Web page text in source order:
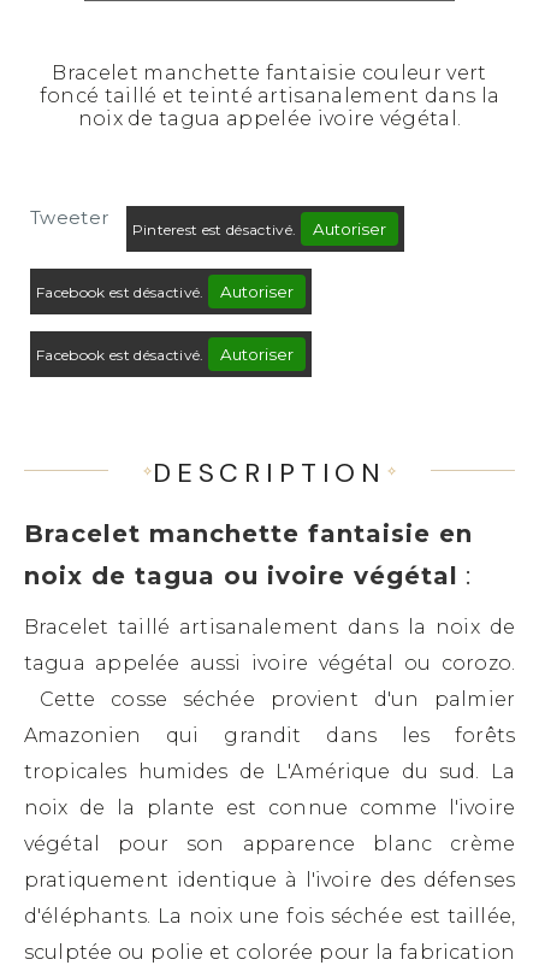
Bracelet manchette fantaisie couleur vert
foncé taillé et teinté artisanalement dans la
noix de tagua appelée ivoire végétal.
Tweeter
Pinterest est désactivé. Autoriser
Facebook est désactivé. Autoriser
Facebook est désactivé. Autoriser
DESCRIPTION
Bracelet manchette fantaisie en
noix de tagua ou ivoire végétal :
Bracelet taillé artisanalement dans la noix de
tagua appelée aussi ivoire végétal ou corozo.
Cette cosse séchée provient d'un palmier
Amazonien qui grandit dans les forêts
tropicales humides de L'Amérique du sud. La
noix de la plante est connue comme l'ivoire
végétal pour son apparence blanc crème
pratiquement identique à l'ivoire des défenses
d'éléphants. La noix une fois séchée est taillée,
sculptée ou polie et colorée pour la fabrication